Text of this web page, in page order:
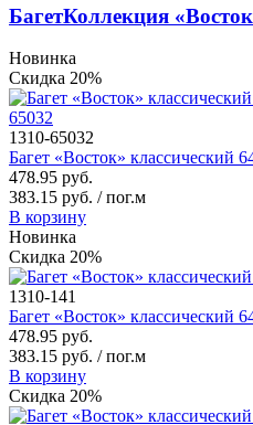
БагетКоллекция
Новинка
Скидка 20%
1310-65032
Багет «Восток» классический
478.95 руб.
383.15 руб. / пог.м
В корзину
Новинка
Скидка 20%
1310-141
Багет «Восток» классический
478.95 руб.
383.15 руб. / пог.м
В корзину
Скидка 20%